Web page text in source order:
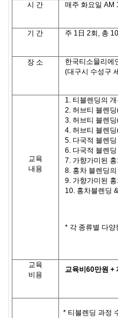
시 간 매주 화요일 AM
기 간 주 1 日 2회 , 총 10
장 소
한국티소믈리에
(대구시 수성구
교육
내용
1. 티블렌딩의 개
2. 허브티 블렌딩
3. 허브티 블렌딩
4. 허브티 블렌딩
5. 다국적 블렌
6. 다국적 블렌
7. 가향가미된
8. 홍차 블렌딩
9. 가향가미된
10. 홍차블렌딩 &
* 각 종류별 다양
교육
비용
교육비 60만원 +
* 티블렌딩 과정